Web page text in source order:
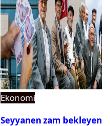
Ekonomi
Seyyanen zam bekleyen